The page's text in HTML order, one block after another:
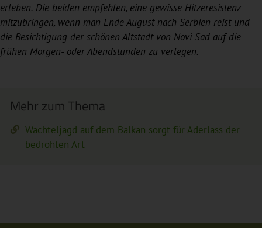
erleben. Die beiden empfehlen, eine gewisse Hitzeresistenz
mitzubringen, wenn man Ende August nach Serbien reist und
die Besichtigung der schönen Altstadt von Novi Sad auf die
frühen Morgen- oder Abendstunden zu verlegen.
Mehr zum Thema
Wachteljagd auf dem Balkan sorgt für Aderlass der
bedrohten Art